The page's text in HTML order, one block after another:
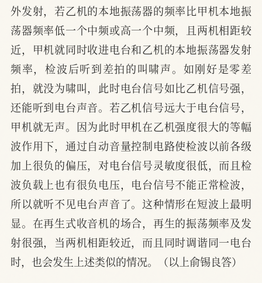
外发射，若乙机的本地振荡器的频率比甲机本地振
荡器频率低一个中频或高一个中频，且两机相距较
近，甲机就同时收进电台和乙机的本地振荡器发射
频率，检波后听到差拍的叫啸声。如刚好是零差
拍，就没为啸叫，此时电台信号如比乙机信号强，
还能听到电台声音。若乙机信号远大于电台信号，
甲机就无声。因为此时甲机在乙机强度很大的等幅
波作用下，通过自动音量控制电路使检波以前各级
加上很负的偏压，对电台信号灵敏度很低，而且检
波负载上也有很负电压，电台信号不能正常检波，
所以就听不见电台声音了。这种情形在短波上最明
显。在再生式收音机的场合，再生的振荡频率及发
射很强，当两机相距较近，而且同时调谐同一电台
时，也会发生上述类似的情况。（以上俞锡良答）